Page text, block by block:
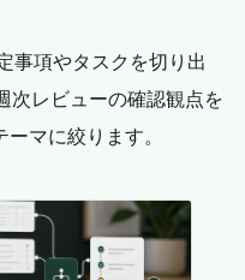
事項やタスクを切り出
次レビューの確認観点を
マに絞ります。